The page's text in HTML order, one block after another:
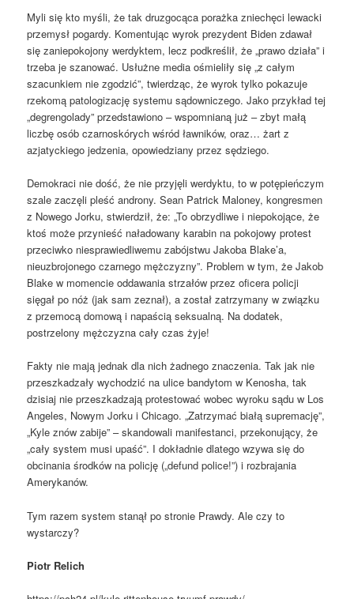
Myli się kto myśli, że tak druzgocąca porażka zniechęci lewacki
przemysł pogardy. Komentując wyrok prezydent Biden zdawał
się zaniepokojony werdyktem, lecz podkreślił, że „prawo działa” i
trzeba je szanować. Usłużne media ośmieliły się „z całym
szacunkiem nie zgodzić”, twierdząc, że wyrok tylko pokazuje
rzekomą patologizację systemu sądowniczego. Jako przykład tej
„degrengolady” przedstawiono – wspomnianą już – zbyt małą
liczbę osób czarnoskórych wśród ławników, oraz… żart z
azjatyckiego jedzenia, opowiedziany przez sędziego.
Demokraci nie dość, że nie przyjęli werdyktu, to w potępieńczym
szale zaczęli pleść androny. Sean Patrick Maloney, kongresmen
z Nowego Jorku, stwierdził, że: „To obrzydliwe i niepokojące, że
ktoś może przynieść naładowany karabin na pokojowy protest
przeciwko niesprawiedliwemu zabójstwu Jakoba Blake’a,
nieuzbrojonego czarnego mężczyzny”. Problem w tym, że Jakob
Blake w momencie oddawania strzałów przez oficera policji
sięgał po nóż (jak sam zeznał), a został zatrzymany w związku
z przemocą domową i napaścią seksualną. Na dodatek,
postrzelony mężczyzna cały czas żyje!
Fakty nie mają jednak dla nich żadnego znaczenia. Tak jak nie
przeszkadzały wychodzić na ulice bandytom w Kenosha, tak
dzisiaj nie przeszkadzają protestować wobec wyroku sądu w Los
Angeles, Nowym Jorku i Chicago. „Zatrzymać białą supremację”,
„Kyle znów zabije” – skandowali manifestanci, przekonujący, że
„cały system musi upaść”. I dokładnie dlatego wzywa się do
obcinania środków na policję („defund police!”) i rozbrajania
Amerykanów.
Tym razem system stanął po stronie Prawdy. Ale czy to
wystarczy?
Piotr Relich